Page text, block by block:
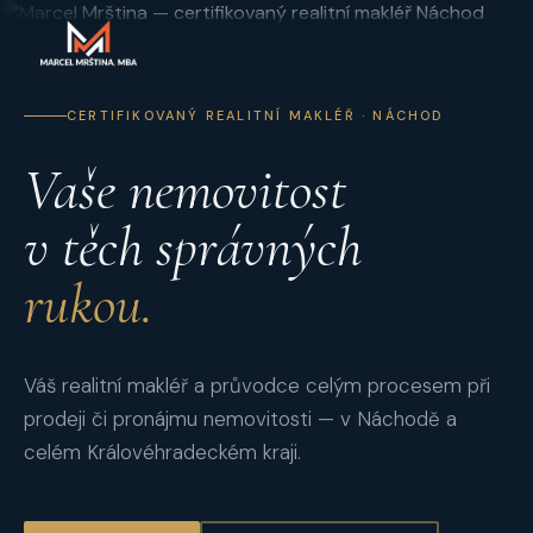
CERTIFIKOVANÝ REALITNÍ MAKLÉŘ · NÁCHOD
Vaše nemovitost
v těch správných
rukou.
Váš realitní makléř a průvodce celým procesem při
prodeji či pronájmu nemovitosti — v Náchodě a
celém Královéhradeckém kraji.